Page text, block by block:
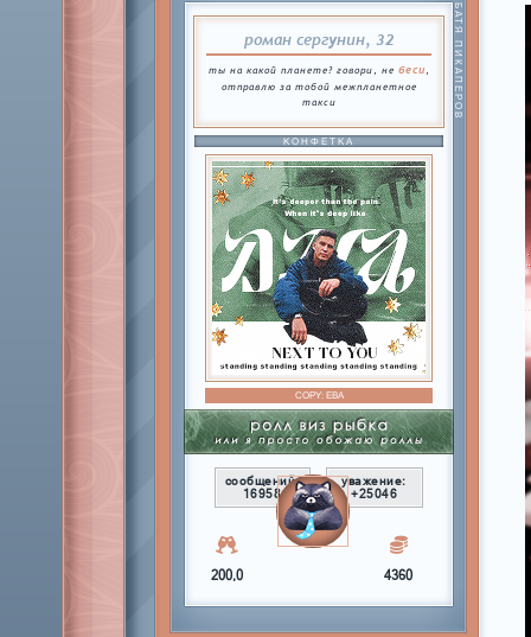
роман сергунин, 32
ты на какой планете? говори, не беси
отправлю за тобой межпланетное
такси
БАТЯ ПИКАПЕРОВ
КОНФЕТКА
COPY:ЕВА
сообщений:
16958
уважение:
+25046
200,0 4360